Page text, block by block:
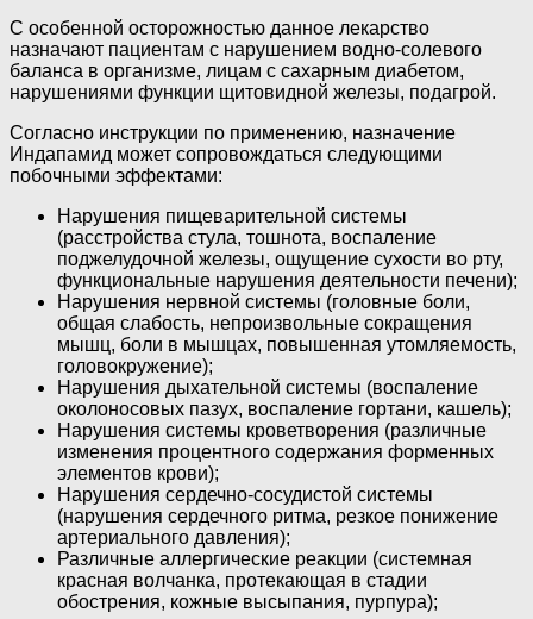
С особенной осторожностью данное лекарство
назначают пациентам с нарушением водно-солевого
баланса в организме, лицам с сахарным диабетом,
нарушениями функции щитовидной железы, подагрой.
Согласно инструкции по применению, назначение
Индапамид может сопровождаться следующими
побочными эффектами:
Нарушения пищеварительной системы
(расстройства стула, тошнота, воспаление
поджелудочной железы, ощущение сухости во рту,
функциональные нарушения деятельности печени);
Нарушения нервной системы (головные боли,
общая слабость, непроизвольные сокращения
мышц, боли в мышцах, повышенная утомляемость,
головокружение);
Нарушения дыхательной системы (воспаление
околоносовых пазух, воспаление гортани, кашель);
Нарушения системы кроветворения (различные
изменения процентного содержания форменных
элементов крови);
Нарушения сердечно-сосудистой системы
(нарушения сердечного ритма, резкое понижение
артериального давления);
Различные аллергические реакции (системная
красная волчанка, протекающая в стадии
обострения, кожные высыпания, пурпура);